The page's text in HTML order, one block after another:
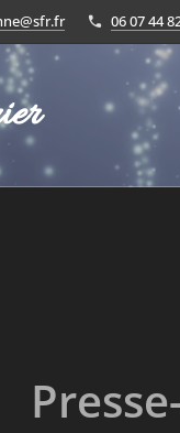
06 07 44